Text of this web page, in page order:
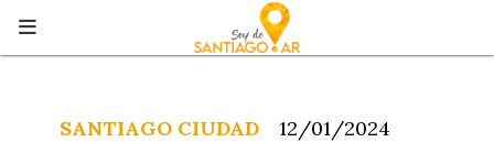
SANTIAGO CIUDAD 12/01/2024